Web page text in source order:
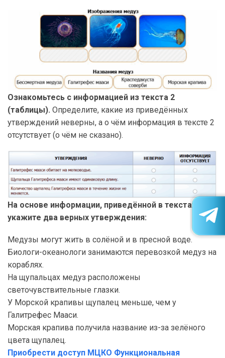
Ознакомьтесь с информацией из текста 2
(таблицы). Определите, какие из приведённых
утверждений неверны, а о чём информация в тексте 2
отсутствует (о чём не сказано).
На основе информации, приведённой в текстах 1–3,
укажите два верных утверждения:
Медузы могут жить в солёной и в пресной воде.
Биологи-океанологи занимаются перевозкой медуз на
кораблях.
На щупальцах медуз расположены
светочувствительные глазки.
У Морской крапивы щупалец меньше, чем у
Галитрефес Мааси.
Морская крапива получила название из-за зелёного
цвета щупалец.
Приобрести доступ МЦКО Функциональная